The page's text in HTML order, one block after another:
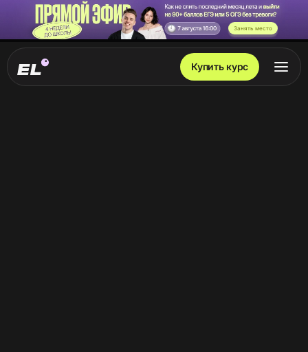
Занять место
Купить курс